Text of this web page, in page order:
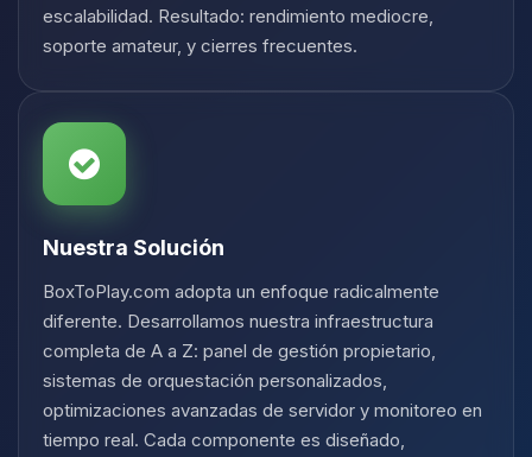
escalabilidad. Resultado: rendimiento mediocre,
soporte amateur, y cierres frecuentes.
Nuestra Solución
BoxToPlay.com adopta un enfoque radicalmente
diferente. Desarrollamos nuestra infraestructura
completa de A a Z: panel de gestión propietario,
sistemas de orquestación personalizados,
optimizaciones avanzadas de servidor y monitoreo en
tiempo real. Cada componente es diseñado,